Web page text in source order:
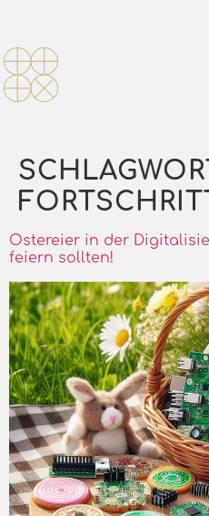
Ostereier in der
feiern sollten!